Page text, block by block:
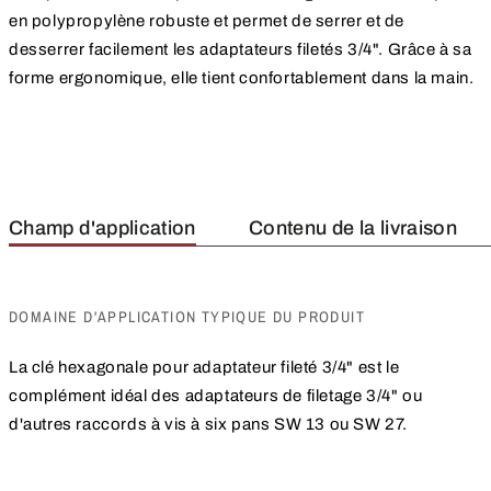
en polypropylène robuste et permet de serrer et de
desserrer facilement les adaptateurs filetés 3/4". Grâce à sa
forme ergonomique, elle tient confortablement dans la main.
Champ d'application Contenu de la livraison
DOMAINE D'APPLICATION TYPIQUE DU PRODUIT
La clé hexagonale pour adaptateur fileté 3/4" est le
complément idéal des adaptateurs de filetage 3/4" ou
d'autres raccords à vis à six pans SW 13 ou SW 27.